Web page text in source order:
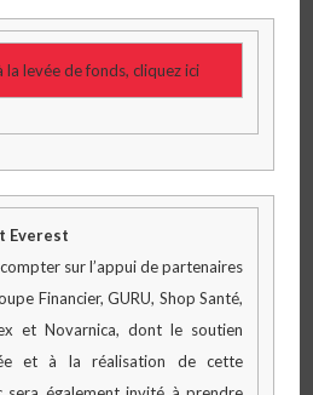
levée de fonds, cliquez ici
Everest
sur l’appui de partenaires
Financier, GURU, Shop Santé,
et Novarnica, dont le soutien
et à la réalisation de cette